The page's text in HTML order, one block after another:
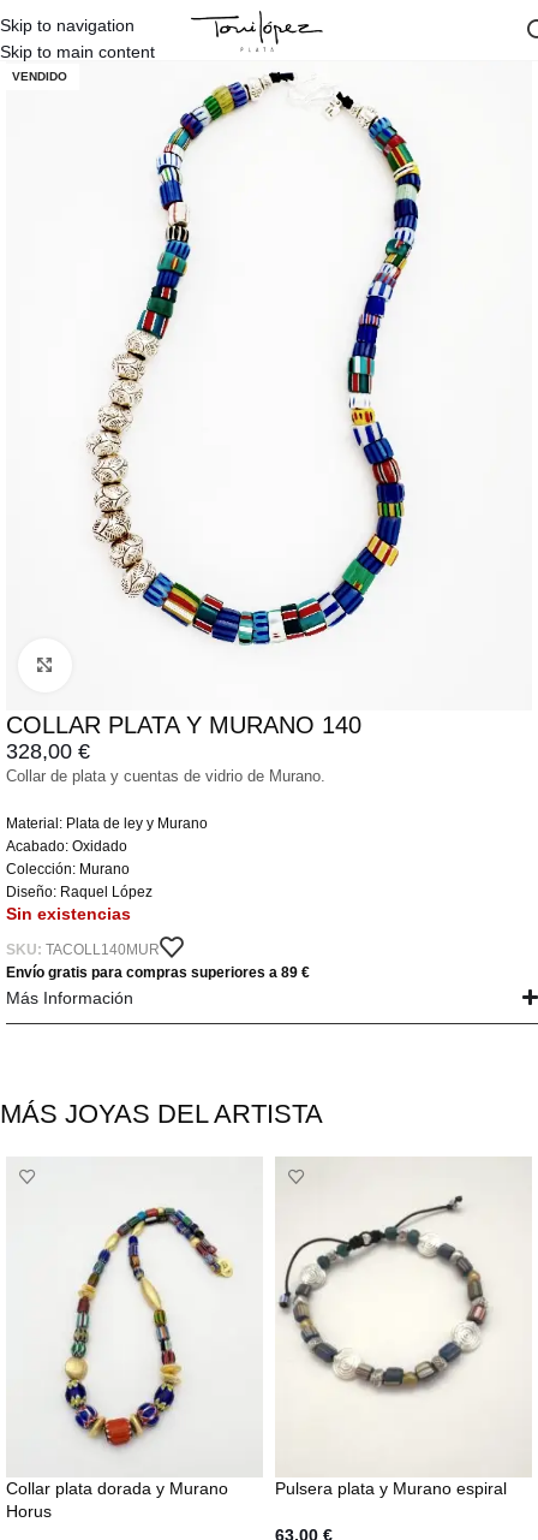
Skip to navigation
Skip to main content
Inicio Diseños Propios /Colección Murano Raquel López
VENDIDO
COLLAR PLATA Y MURANO 140
328,00 €
Collar de plata y cuentas de vidrio de Murano.
Material: Plata de ley y Murano
Acabado: Oxidado
Colección: Murano
Diseño: Raquel López
Sin existencias
SKU: TACOLL140MUR
Envío gratis para compras superiores a 89 €
Más Información
MÁS JOYAS DEL ARTISTA
Collar plata dorada y Murano
Horus
Pulsera plata y Murano espiral
63,00 €